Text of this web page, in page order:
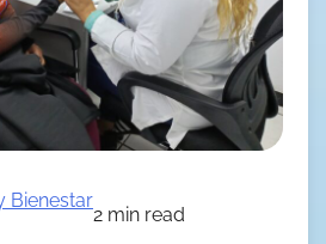
Bienestar
2 min read